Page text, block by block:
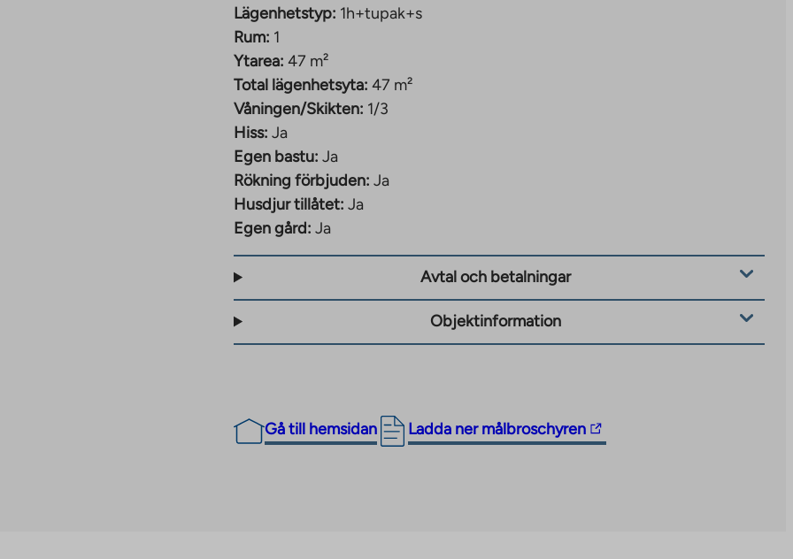
Lägenhetstyp: 1h+tupak+s
Rum: 1
Ytarea: 47 m²
Total lägenhetsyta: 47 m²
Våningen/Skikten: 1/3
Hiss: Ja
Egen bastu: Ja
Rökning förbjuden: Ja
Husdjur tillåtet: Ja
Egen gård: Ja
Avtal och betalningar
Objektinformation
Gå till hemsidan Ladda ner målbroschyren
The
link